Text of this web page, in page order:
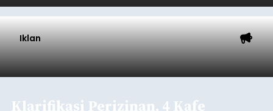
Iklan
Klarifikasi Perizinan, 4 Kafe